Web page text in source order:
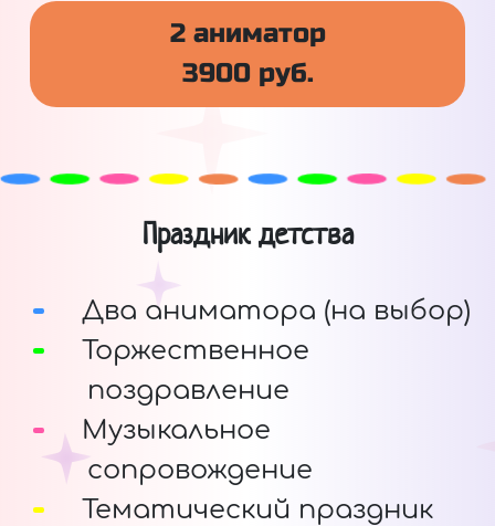
2 аниматор
3900 руб.
Праздник детства
Два аниматора (на выбор)
Торжественное
поздравление
Музыкальное
сопровождение
Тематический праздник